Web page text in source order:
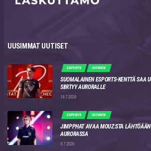
UUSIMMAT UUTISET
ESPORTS UUTINEN
SUOMALAINEN ESPORTS-KENTTÄ SAA
SIIRTYY AURORALLE
19.7.2026
ESPORTS UUTINEN
JIMPPHAT AVAA MOUZ:STA
AURORASSA
9.7.2026